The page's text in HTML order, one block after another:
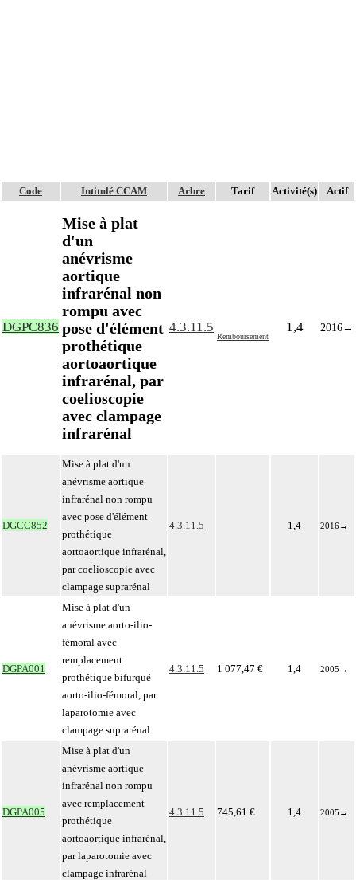
Code Intitulé CCAM Arbre Tarif Activité(s) Actif
DGPC836
Mise à plat
d'un
anévrisme
aortique
infrarénal non
rompu avec
pose d'élément
prothétique
aortoaortique
infrarénal, par
coelioscopie
avec clampage
infrarénal
4.3.11.5
Remboursement
1,4 2016→
DGCC852
Mise à plat d'un
anévrisme aortique
infrarénal non rompu
avec pose d'élément
prothétique
aortoaortique infrarénal,
par coelioscopie avec
clampage suprarénal
4.3.11.5 1,4 2016→
DGPA001
Mise à plat d'un
anévrisme aorto-ilio-
fémoral avec
remplacement
prothétique bifurqué
aorto-ilio-fémoral, par
laparotomie avec
clampage suprarénal
4.3.11.5 1 077,47 € 1,4 2005 →
DGPA005
Mise à plat d'un
anévrisme aortique
infrarénal non rompu
avec remplacement
prothétique
aortoaortique infrarénal,
par laparotomie avec
clampage infrarénal
4.3.11.5 745,61 € 1,4 2005 →